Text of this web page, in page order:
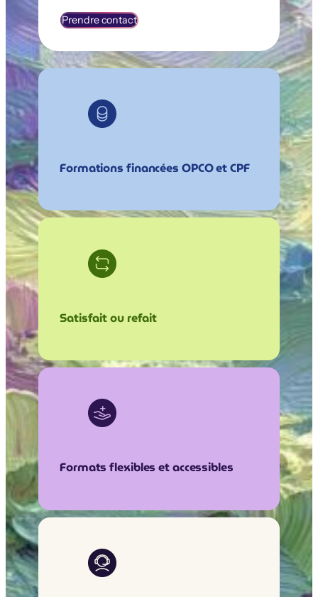
Prendre contact
Formations financées OPCO et CPF
Satisfait ou refait
Formats flexibles et accessibles